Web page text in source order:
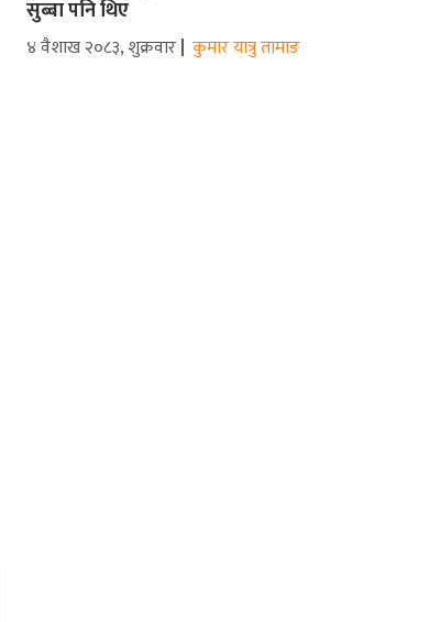
सुब्बा पनि थिए
४ वैशाख २०८३, शुक्रवार कुमार यात्रु तामाङ